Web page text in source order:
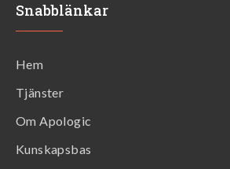
Snabblänkar
Hem
Tjänster
Om Apologic
Kunskapsbas